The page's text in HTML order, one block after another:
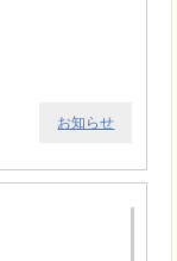
お知らせ